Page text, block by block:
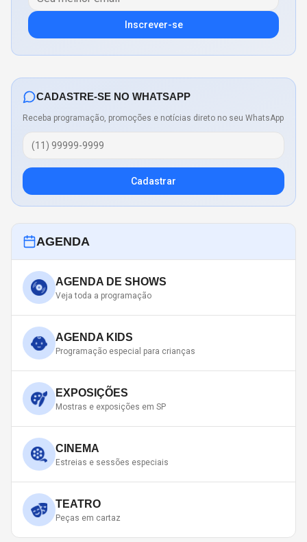
Inscrever-se
CADASTRE-SE NO WHATSAPP
Receba programação, promoções e notícias direto no seu WhatsApp
Cadastrar
AGENDA
AGENDA DE SHOWS
Veja toda a programação
AGENDA KIDS
Programação especial para crianças
EXPOSIÇÕES
Mostras e exposições em SP
CINEMA
Estreias e sessões especiais
TEATRO
Peças em cartaz